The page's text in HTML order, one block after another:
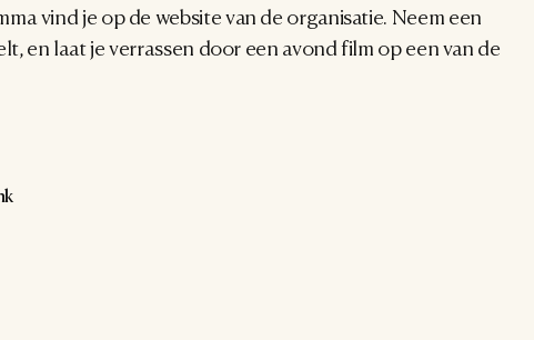
vind je op de website van de organisatie. Neem een
en laat je verrassen door een avond film op een van de